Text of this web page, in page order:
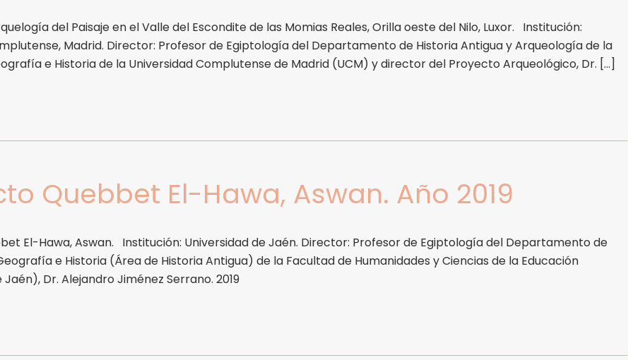
del Paisaje en el Valle del Escondite de las Momias Reales, Orilla oeste del Nilo, Luxor. Institución:
Madrid. Director: Profesor de Egiptología del Departamento de Historia Antigua y Arqueología de la
e Historia de la Universidad Complutense de Madrid (UCM) y director del Proyecto Arqueológico, Dr. […]
Quebbet El-Hawa, Aswan. Año 2019
El-Hawa, Aswan. Institución: Universidad de Jaén. Director: Profesor de Egiptología del Departamento de
e Historia (Área de Historia Antigua) de la Facultad de Humanidades y Ciencias de la Educación
Dr. Alejandro Jiménez Serrano. 2019